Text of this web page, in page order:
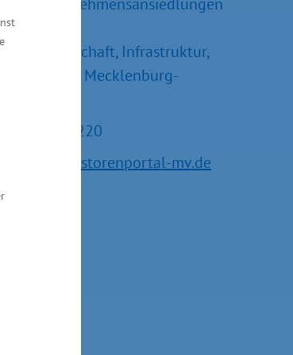
für Wirtschaft, Infrastruktur,
und Arbeit Mecklenburg-
385 588-15220
mv.de